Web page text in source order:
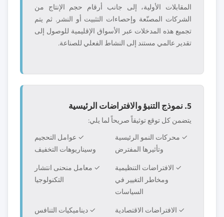
المقابلات الأولية، إلى جانب أرقام حجم الإنتاج من
الشركات المصنّعة وإحصاءات التثبيت أو النشر. ثم يتم
تجميع هذه المدخلات عبر الأسواق الإقليمية للوصول إلى
تقدير عالمي مستند إلى النشاط الفعلي للصناعة.
5. نموذج التنبؤ والافتراضات الرئيسية
يتضمن كل توقع توثيقاً صريحاً لما يلي:
✓ محركات النمو الرئيسية
وتأثيرها المفترض
✓ عوامل التحجيم
وسيناريوهات التخفيف
✓ الافتراضات التنظيمية
ومخاطر التغيير في
السياسات
✓ معامل منحنى انتشار
التكنولوجيا
✓ الافتراضات الاقتصادية
✓ ديناميكيات التنافس